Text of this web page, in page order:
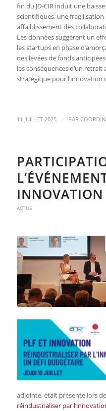
fin du JD-CIR induit une
scientifiques, une fragilisation
affaiblissement des
Les données suggèrent un
les startups en phase
des levées de fonds
les conséquences d’un retrait
stratégique pour l’innovation
11 JUILLET 2025 / PAR
INNOVATION
ACTUS
adjointe, était présente lors
réindustrialiser par